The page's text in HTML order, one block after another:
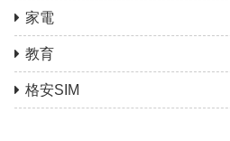
家電
教育
格安SIM